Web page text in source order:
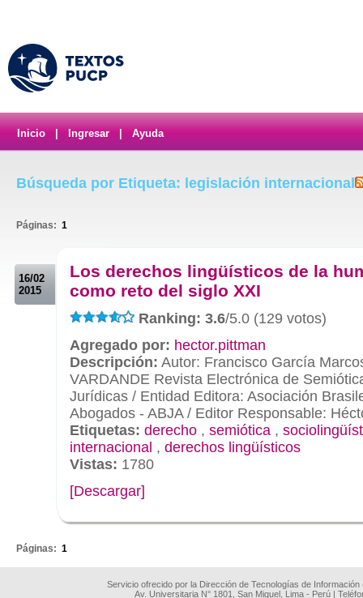
Inicio Ingresar Ayuda
Búsqueda por Etiqueta: legislación internacional
Páginas: 1
16/02
2015
Los derechos lingüísticos de la
como reto del siglo XXI
Ranking: 3.6/5.0 (129 votos)
Agregado por: hector.pittman
Descripción: Autor: Francisco García
VARDANDE Revista Electrónica de
Jurídicas / Entidad Editora: Asociación
Abogados - ABJA / Editor Responsable:
Etiquetas: derecho , semiótica ,
internacional , derechos lingüísticos
Vistas: 1780
[Descargar]
Páginas: 1
Servicio ofrecido por la Dirección de Tecnologías de
Av. Universitaria N° 1801, San Miguel, Lima - Perú |